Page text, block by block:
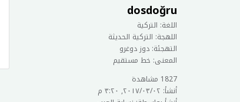
dosdoğru
اللغة: التركية
اللهجة: التركية الحديثة
التهجئة: دوز دوغرو
المعنى: خط مستقيم
1827 مشاهدة
أنشأ: ٠٢‏/٠٣‏/٢٠١٧, ٣:٢٠ م